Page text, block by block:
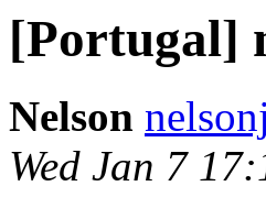
[Portugal]
Nelson
Wed Jan 7